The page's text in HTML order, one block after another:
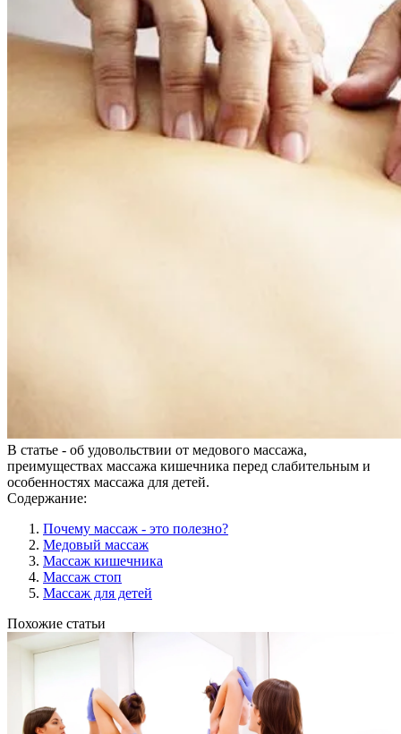
В статье - об удовольствии от медового массажа,
преимуществах массажа кишечника перед слабительным и
особенностях массажа для детей.
Содержание:
Почему массаж - это полезно?
Медовый массаж
Массаж кишечника
Массаж стоп
Массаж для детей
Похожие статьи